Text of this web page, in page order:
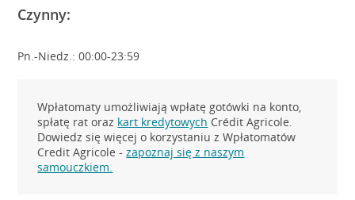
Czynny:
Pn.-Niedz.: 00:00-23:59
Wpłatomaty umożliwiają wpłatę gotówki na konto,
spłatę rat oraz kart kredytowych Crédit Agricole.
Dowiedz się więcej o korzystaniu z Wpłatomatów
Credit Agricole -zapoznaj się z naszym
samouczkiem.